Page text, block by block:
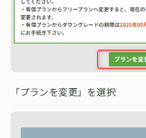
「プランを変更」を選択